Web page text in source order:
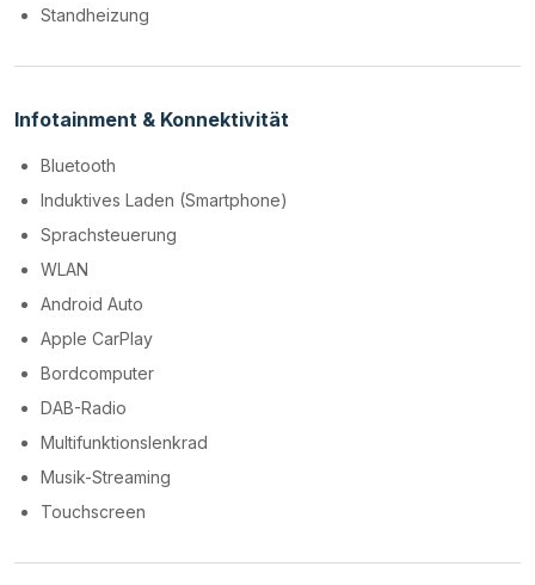
Standheizung
Infotainment & Konnektivität
Bluetooth
Induktives Laden (Smartphone)
Sprachsteuerung
WLAN
Android Auto
Apple CarPlay
Bordcomputer
DAB-Radio
Multifunktionslenkrad
Musik-Streaming
Touchscreen